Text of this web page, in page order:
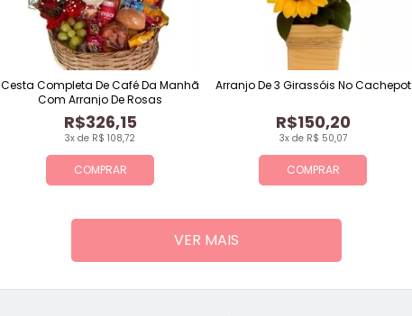
COMPRAR
3x de R$ 108,72
R$326,15
Cesta Completa De Café Da Manhã
Com Arranjo De Rosas
COMPRAR
3x de R$ 50,07
R$150,20
Arranjo De 3 Girassóis No Cachepot
VER MAIS